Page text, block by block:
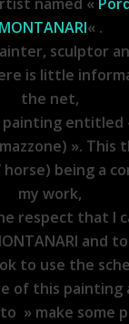
MONTANARI« .
sculptor
is little
the net,
entitled
». This
being a
my work,
respect that I
and
to use the
of this painting
» make some